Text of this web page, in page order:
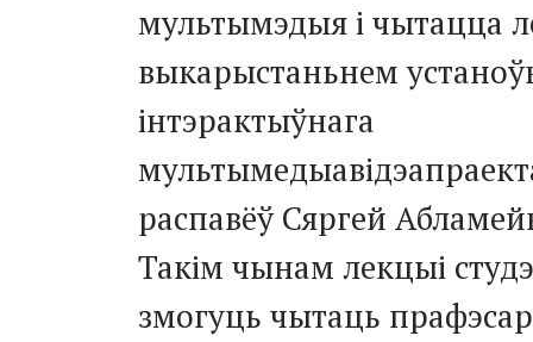
мультымэдыя і чытацца
выкарыстаньнем
інтэрактыўнага
распавёў Сяргей
Такім чынам лекцыі
змогуць чытаць